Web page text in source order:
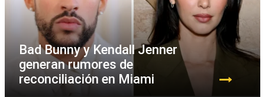
Bad Bunny y Kendall Jenner
generan rumores de
reconciliación en Miami